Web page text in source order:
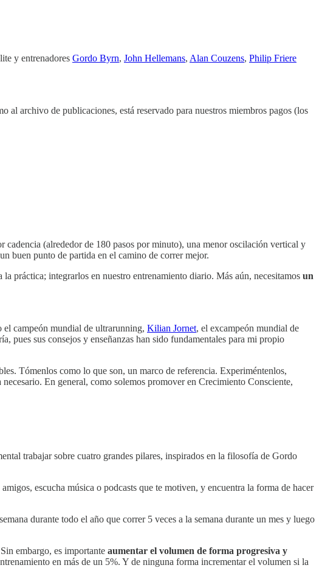
y entrenadores Gordo Byrn, John Hellemans, Alan Couzens, Philip Friere
al archivo de publicaciones, está reservado para nuestros miembros pagos (los
cadencia (alrededor de 180 pasos por minuto), una menor oscilación vertical y
buen punto de partida en el camino de correr mejor.
práctica; integrarlos en nuestro entrenamiento diario. Más aún, necesitamos un
el campeón mundial de ultrarunning, Kilian Jornet, el excampeón mundial de
pues sus consejos y enseñanzas han sido fundamentales para mi propio
Tómenlos como lo que son, un marco de referencia. Experiméntenlos,
En general, como solemos promover en Crecimiento Consciente,
trabajar sobre cuatro grandes pilares, inspirados en la filosofía de Gordo
escucha música o podcasts que te motiven, y encuentra la forma de hacer
durante todo el año que correr 5 veces a la semana durante un mes y luego
embargo, es importante aumentar el volumen de forma progresiva y
en más de un 5%. Y de ninguna forma incrementar el volumen si la